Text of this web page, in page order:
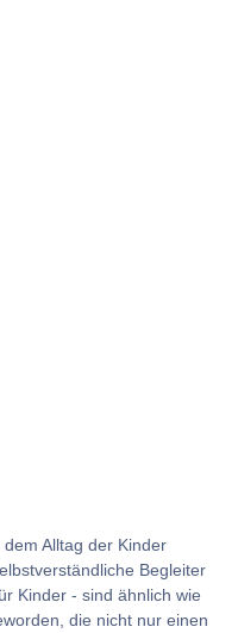
Alltag der Kinder
Begleiter
Kinder - sind ähnlich wie
die nicht nur einen